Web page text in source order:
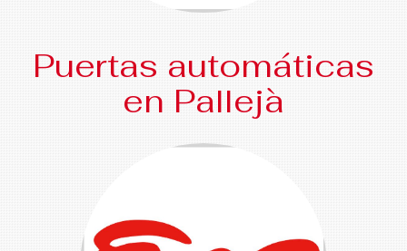
Puertas automáticas
en Pallejà